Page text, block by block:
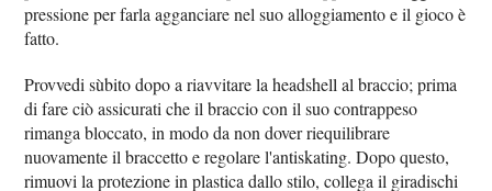
pressione per farla agganciare nel suo alloggiamento e il gioco è
fatto.
Provvedi sùbito dopo a riavvitare la headshell al braccio; prima
di fare ciò assicurati che il braccio con il suo contrappeso
rimanga bloccato, in modo da non dover riequilibrare
nuovamente il braccetto e regolare l'antiskating. Dopo questo,
rimuovi la protezione in plastica dallo stilo, collega il giradischi